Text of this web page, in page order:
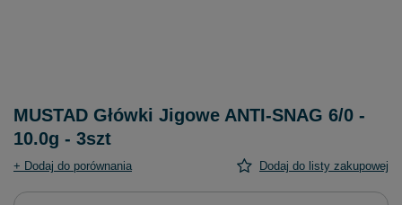
MUSTAD Główki Jigowe ANTI-SNAG 6/0 -
10.0g - 3szt
+ Dodaj do porównania Dodaj do listy zakupowej